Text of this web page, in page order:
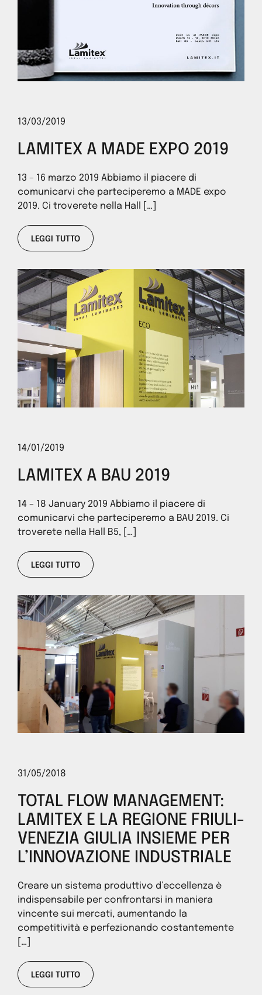
13/03/2019
LAMITEX A MADE EXPO 2019
13 – 16 marzo 2019 Abbiamo il piacere di
comunicarvi che parteciperemo a MADE expo
2019. Ci troverete nella Hall […]
LEGGI TUTTO
14/01/2019
LAMITEX A BAU 2019
14 – 18 January 2019 Abbiamo il piacere di
comunicarvi che parteciperemo a BAU 2019. Ci
troverete nella Hall B5, […]
LEGGI TUTTO
31/05/2018
TOTAL FLOW MANAGEMENT:
LAMITEX E LA REGIONE FRIULI-
VENEZIA GIULIA INSIEME PER
L’INNOVAZIONE INDUSTRIALE
Creare un sistema produttivo d’eccellenza è
indispensabile per confrontarsi in maniera
vincente sui mercati, aumentando la
competitività e perfezionando costantemente
[…]
LEGGI TUTTO